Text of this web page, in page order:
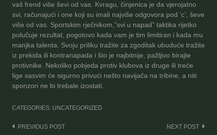
vaš frend više ševi od vas. Kvragu, činjenica je da vjerojatno
svi, računajući i one koji su imali najviše odgovora pod ‘c’, ševe
više od vas. Sportskim rječnikom,”svi u napad” taktika rijetko
polučuje rezultat, pogotovo kada vam je tim limitiran i kada mu
manjka talenta. Svoju priliku tražite za zgoditak ubuduće tražite
iz prekida ili kontranapada i što je najbitnije, pažljivo birajte
protivnike. Nekoliko pobjeda protiv klubova iz druge ili treće
lige sasvim će sigurno privući nešto navijača na tribine, a niti
sponzori ne bi trebale izostati.
CATEGORIES: UNCATEGORIZED
Post
PREVIOUS POST NEXT POST